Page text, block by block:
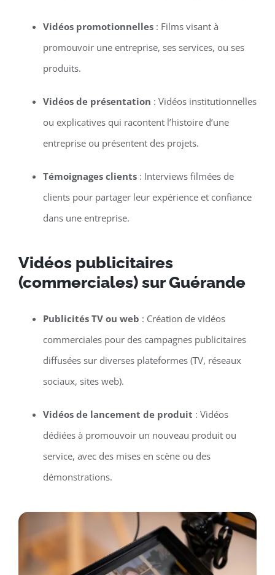
Vidéos promotionnelles: Films visant à
promouvoir une entreprise, ses services, ou ses
produits.
Vidéos de présentation : Vidéos institutionnelles
ou explicatives qui racontent l’histoire d’une
entreprise ou présentent des projets.
Témoignages clients: Interviews filmées de
clients pour partager leur expérience et confiance
dans une entreprise.
Vidéos publicitaires
(commerciales) sur Guérande
Publicités TV ou web : Création de vidéos
commerciales pour des campagnes publicitaires
diffusées sur diverses plateformes (TV, réseaux
sociaux, sites web).
Vidéos de lancement de produit : Vidéos
dédiées à promouvoir un nouveau produit ou
service, avec des mises en scène ou des
démonstrations.